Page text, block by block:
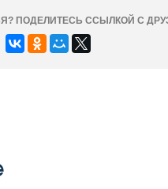
ПОДЕЛИТЕСЬ ССЫЛКОЙ С